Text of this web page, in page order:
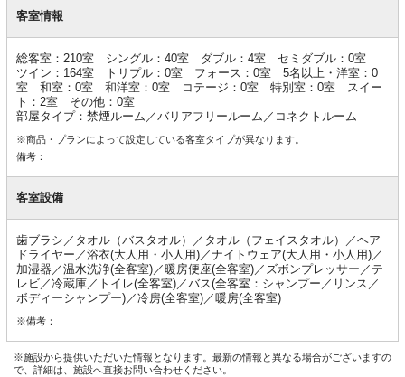
室客室情報
総客室：210室 シングル：40室 ダブル：4室 セミダブル：0室
ツイン：164室 トリプル：0室 フォース：0室 5名以上・洋室：0
室 和室：0室 和洋室：0室 コテージ：0室 特別室：0室 スイー
ト：2室 その他：0室
部屋タイプ：禁煙ルーム／バリアフリールーム／コネクトルーム
※商品・プランによって設定している客室タイプが異なります。
備考：
客室設備
歯ブラシ／タオル（バスタオル）／タオル（フェイスタオル）／ヘア
ドライヤー／浴衣(大人用・小人用)／ナイトウェア(大人用・小人用)／
加湿器／温水洗浄(全客室)／暖房便座(全客室)／ズボンプレッサー／テ
レビ／冷蔵庫／トイレ(全客室)／バス(全客室：シャンプー／リンス／
ボディーシャンプー)／冷房(全客室)／暖房(全客室)
※備考：
※施設から提供いただいた情報となります。最新の情報と異なる場合がございますの
で、詳細は、施設へ直接お問い合わせください。